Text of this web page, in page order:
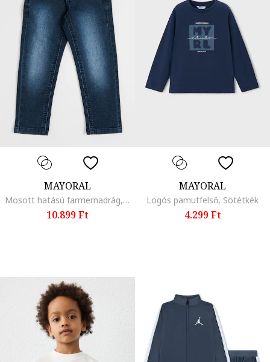
MAYORAL
Mosott hatású farmernadrág, Sötétkék
10.899 Ft
MAYORAL
Logós pamutfelső, Sötétkék
4.299 Ft